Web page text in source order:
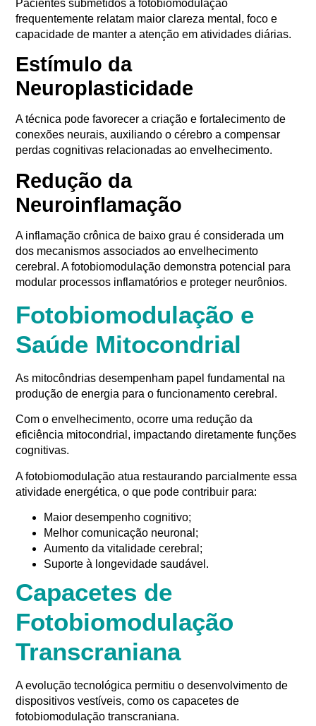
Pacientes submetidos à fotobiomodulação
frequentemente relatam maior clareza mental, foco e
capacidade de manter a atenção em atividades diárias.
Estímulo da
Neuroplasticidade
A técnica pode favorecer a criação e fortalecimento de
conexões neurais, auxiliando o cérebro a compensar
perdas cognitivas relacionadas ao envelhecimento.
Redução da
Neuroinflamação
A inflamação crônica de baixo grau é considerada um
dos mecanismos associados ao envelhecimento
cerebral. A fotobiomodulação demonstra potencial para
modular processos inflamatórios e proteger neurônios.
Fotobiomodulação e
Saúde Mitocondrial
As mitocôndrias desempenham papel fundamental na
produção de energia para o funcionamento cerebral.
Com o envelhecimento, ocorre uma redução da
eficiência mitocondrial, impactando diretamente funções
cognitivas.
A fotobiomodulação atua restaurando parcialmente essa
atividade energética, o que pode contribuir para:
Maior desempenho cognitivo;
Melhor comunicação neuronal;
Aumento da vitalidade cerebral;
Suporte à longevidade saudável.
Capacetes de
Fotobiomodulação
Transcraniana
A evolução tecnológica permitiu o desenvolvimento de
dispositivos vestíveis, como os capacetes de
fotobiomodulação transcraniana.